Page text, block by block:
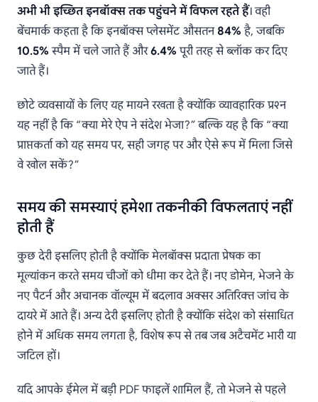
अभी भी इच्छित इनबॉक्स तक पहुंचने में विफल रहते हैं। वही
बेंचमार्क कहता है कि इनबॉक्स प्लेसमेंट औसतन 84% है, जबकि
10.5% स्पैम में चले जाते हैं और6.4% पूरी तरह से ब्लॉक कर दिए
जाते हैं।
छोटे व्यवसायों के लिए यह मायने रखता है क्योंकि व्यावहारिक प्रश्न
यह नहीं है कि “क्या मेरे ऐप ने संदेश भेजा?” बल्कि यह है कि “क्या
प्राप्तकर्ता को यह समय पर, सही जगह पर और ऐसे रूप में मिला जिसे
वे खोल सकें?”
समय की समस्याएं हमेशा तकनीकी विफलताएं नहीं
होती हैं
कुछ देरी इसलिए होती है क्योंकि मेलबॉक्स प्रदाता प्रेषक का
मूल्यांकन करते समय चीजों को धीमा कर देते हैं। नए डोमेन, भेजने के
नए पैटर्न और अचानक वॉल्यूम में बदलाव अक्सर अतिरिक्त जांच के
दायरे में आते हैं। अन्य देरी इसलिए होती है क्योंकि संदेश को संसाधित
होने में अधिक समय लगता है, विशेष रूप से तब जब अटैचमेंट भारी या
जटिल हों।
यदि आपके ईमेल में बड़ी PDF फाइलें शामिल हैं, तो भेजने से पहले